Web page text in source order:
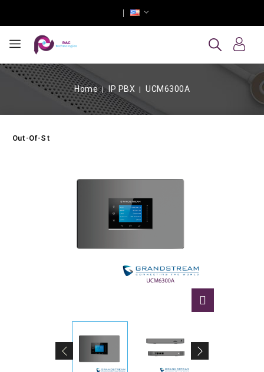
Home IP PBX UCM6300A
Out-Of-Stock